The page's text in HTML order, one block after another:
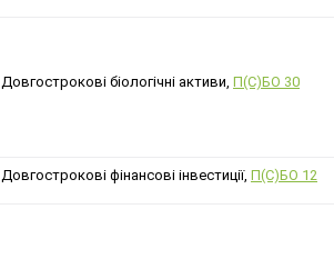
Довгострокові біологічні активи, П(С)БО 30
Довгострокові фінансові інвестиції, П(С)БО 12